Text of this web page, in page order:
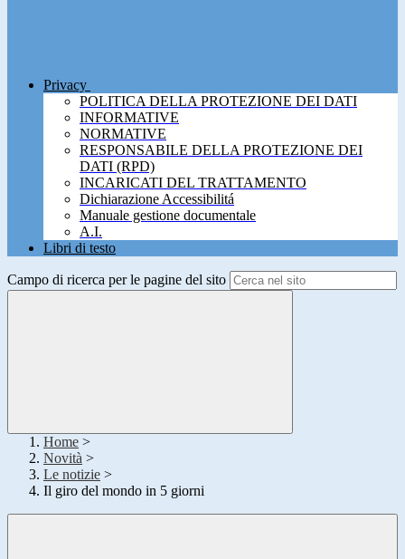
Privacy
POLITICA DELLA PROTEZIONE DEI DATI
INFORMATIVE
NORMATIVE
RESPONSABILE DELLA PROTEZIONE DEI
DATI (RPD)
INCARICATI DEL TRATTAMENTO
Dichiarazione Accessibilitá
Manuale gestione documentale
A.I.
Libri di testo
Campo di ricerca per le pagine del sito
Home >
Novità >
Le notizie >
Il giro del mondo in 5 giorni